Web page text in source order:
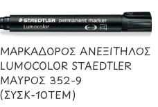
ΜΑΡΚΑΔΟΡΟΣ ΑΝΕΞΙΤΗΛΟΣ
LUMOCOLOR STAEDTLER
ΜΑΥΡΟΣ 352-9
(ΣΥΣΚ-10ΤΕΜ)